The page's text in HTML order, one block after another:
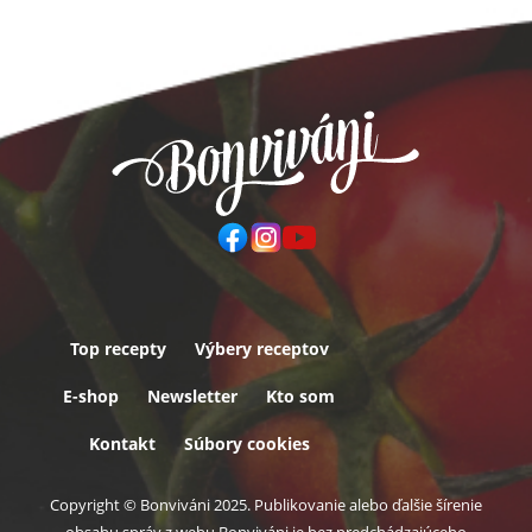
Päta
Top recepty Výbery receptov
E-shop Newsletter Kto som
Kontakt Súbory cookies
Copyright © Bonviváni 2025. Publikovanie alebo ďalšie šírenie